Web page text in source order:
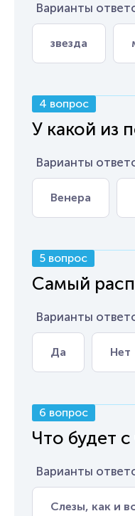
Варианты
звезда
4 вопрос
У какой из
Варианты
Венера
5 вопрос
Самый
Варианты
Да Нет
6 вопрос
Что будет
Варианты
Слезы, как и